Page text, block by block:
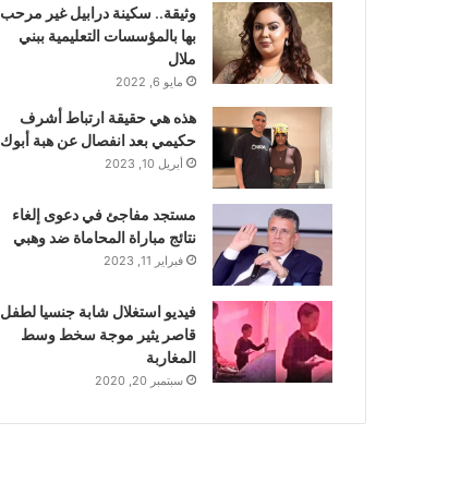
وثيقة.. سكينة درابيل غير مرحب
بها بالمؤسسات التعليمية ببني
ملال
مايو 6, 2022
هذه هي حقيقة ارتباط أشرف
حكيمي بعد انفصال عن هبة أبوك
أبريل 10, 2023
مستجد مفاجئ في دعوى إلغاء
نتائج مباراة المحاماة ضد وهبي
فبراير 11, 2023
فيديو استغلال شابة جنسيا لطفل
قاصر يثير موجة سخط وسط
المغاربة
سبتمبر 20, 2020